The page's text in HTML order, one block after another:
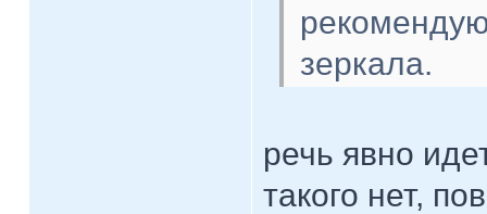
зеркала.
речь явно
такого нет,